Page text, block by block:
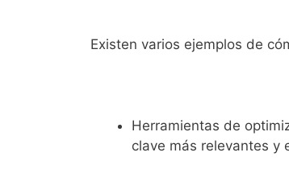
Existen varios ejemplos de
Herramientas de
clave más relevantes y